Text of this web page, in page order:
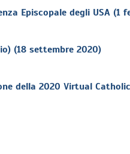
Episcopale degli USA (1
(18 settembre 2020)
della 2020 Virtual